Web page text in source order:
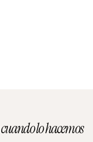
cuando lo hacemos